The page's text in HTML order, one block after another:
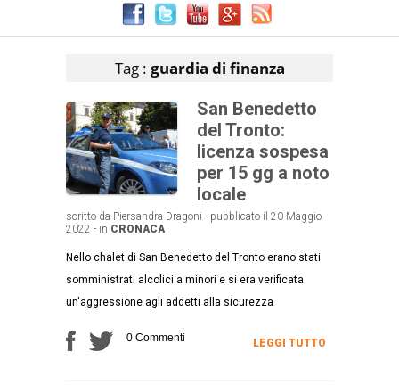
Tag : guardia di finanza
San Benedetto
del Tronto:
licenza sospesa
per 15 gg a noto
locale
scritto da Piersandra Dragoni - pubblicato il 20 Maggio
2022 - in CRONACA
Nello chalet di San Benedetto del Tronto erano stati
somministrati alcolici a minori e si era verificata
un'aggressione agli addetti alla sicurezza
0 Commenti LEGGI TUTTO